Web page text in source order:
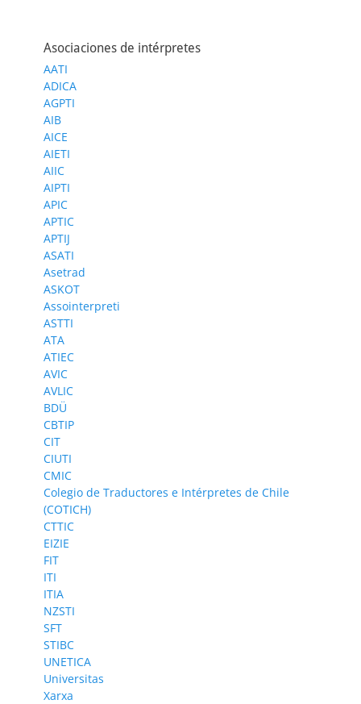
Asociaciones de intérpretes
AATI
ADICA
AGPTI
AIB
AICE
AIETI
AIIC
AIPTI
APIC
APTIC
APTIJ
ASATI
Asetrad
ASKOT
Assointerpreti
ASTTI
ATA
ATIEC
AVIC
AVLIC
BDÜ
CBTIP
CIT
CIUTI
CMIC
Colegio de Traductores e Intérpretes de Chile
(COTICH)
CTTIC
EIZIE
FIT
ITI
ITIA
NZSTI
SFT
STIBC
UNETICA
Universitas
Xarxa